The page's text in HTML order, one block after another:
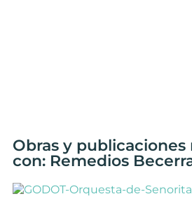
Obras y publicaciones
con: Remedios